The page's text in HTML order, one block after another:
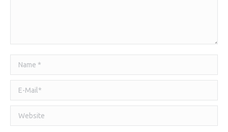
Name *
E-Mail *
Website